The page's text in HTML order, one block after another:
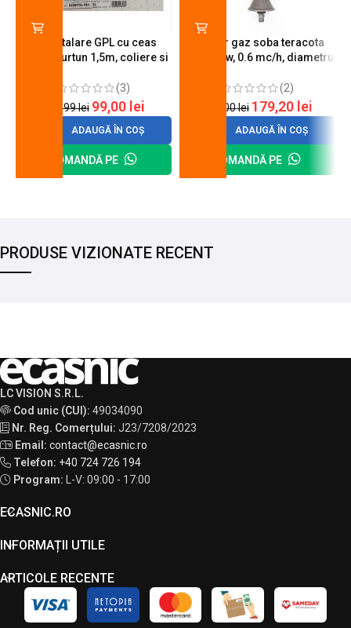
Kit instalare GPL cu ceas
butelie, furtun 1,5m, coliere si
(3)
120,99lei 99,00 lei
ADAUGĂ ÎN COȘ
COMANDĂ PE
Arzator gaz soba teracota
A600, 6 kw, 0.6 mc/h, diametru
(2)
200,00lei 179,20 lei
ADAUGĂ ÎN COȘ
COMANDĂ PE
PRODUSE VIZIONATE RECENT
LC VISION S.R.L.
Cod unic (CUI): 49034090
Nr. Reg. Comerțului: J23/7208/2023
Email: contact@ecasnic.ro
Telefon: +40 724 726 194
Program:
L-V: 09:00 - 17:00
ECASNIC.RO
INFORMAȚII UTILE
ARTICOLE RECENTE